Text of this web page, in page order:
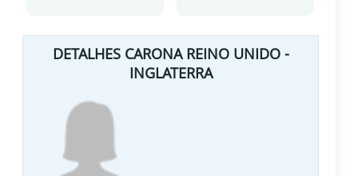
DETALHES CARONA REINO UNIDO -
INGLATERRA